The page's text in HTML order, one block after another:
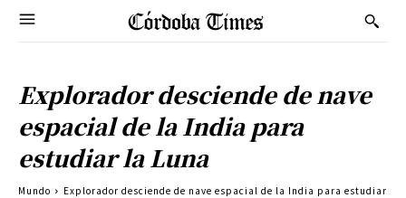
Explorador desciende de nave
espacial de la India para
estudiar la Luna
Mundo
Explorador desciende de nave espacial de la India para estudiar